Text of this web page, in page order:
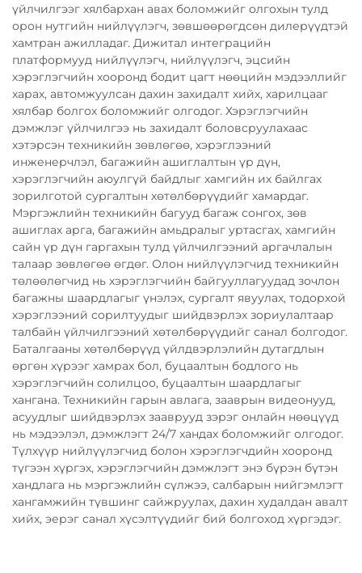
үйлчилгээг хялбархан авах боломжийг олгохын тулд
орон нутгийн нийлүүлэгч, зөвшөөрөгдсөн дилерүүдтэй
хамтран ажилладаг. Дижитал интеграцийн
платформууд нийлүүлэгч, нийлүүлэгч, эцсийн
хэрэглэгчийн хооронд бодит цагт нөөцийн мэдээллийг
харах, автомжуулсан дахин захидалт хийх, харилцааг
хялбар болгох боломжийг олгодог. Хэрэглэгчийн
дэмжлэг үйлчилгээ нь захидалт боловсруулахаас
хэтэрсэн техникийн зөвлөгөө, хэрэглээний
инженерчлэл, багажийн ашиглалтын үр дүн,
хэрэглэгчийн аюулгүй байдлыг хамгийн их байлгах
зорилготой сургалтын хөтөлбөрүүдийг хамардаг.
Мэргэжлийн техникийн багууд багаж сонгох, зөв
ашиглах арга, багажийн амьдралыг уртасгах, хамгийн
сайн үр дүн гаргахын тулд үйлчилгээний аргачлалын
талаар зөвлөгөө өгдөг. Олон нийлүүлэгчид техникийн
төлөөлөгчид нь хэрэглэгчийн байгууллагуудад зочлон
багажны шаардлагыг үнэлэх, сургалт явуулах, тодорхой
хэрэглээний сорилтуудыг шийдвэрлэх зориулалтаар
талбайн үйлчилгээний хөтөлбөрүүдийг санал болгодог.
Баталгааны хөтөлбөрүүд үйлдвэрлэлийн дутагдлын
өргөн хүрээг хамрах бол, буцаалтын бодлого нь
хэрэглэгчийн солилцоо, буцаалтын шаардлагыг
хангана. Техникийн гарын авлага, зааврын видеонууд,
асуудлыг шийдвэрлэх зааврууд зэрэг онлайн нөөцүүд
нь мэдээлэл, дэмжлэгт 24/7 хандах боломжийг олгодог.
Түлхүүр нийлүүлэгчид болон хэрэглэгчдийн хооронд
түгээн хүргэх, хэрэглэгчийн дэмжлэгт энэ бүрэн бүтэн
хандлага нь мэргэжлийн сүлжээ, салбарын нийгэмлэгт
хангамжийн түвшинг сайжруулах, дахин худалдан авалт
хийх, эерэг санал хүсэлтүүдийг бий болгоход хүргэдэг.